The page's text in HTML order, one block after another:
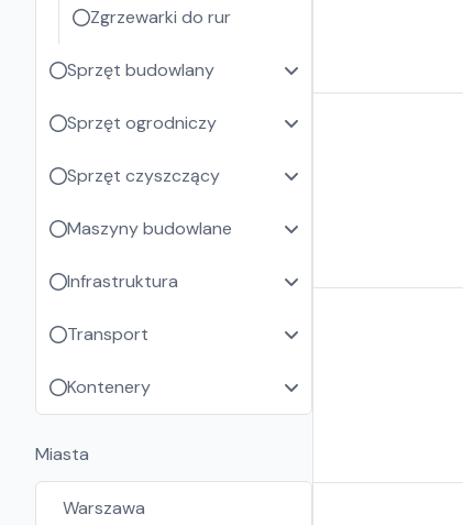
Zgrzewarki do rur
Sprzęt budowlany
Sprzęt ogrodniczy
Sprzęt czyszczący
Maszyny budowlane
Infrastruktura
Transport
Kontenery
Miasta
Warszawa